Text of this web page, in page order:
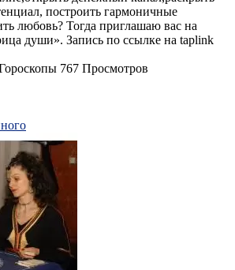
построить гармоничные
любовь? Тогда приглашаю вас на
души». Запись по ссылке на taplink
767 Просмотров